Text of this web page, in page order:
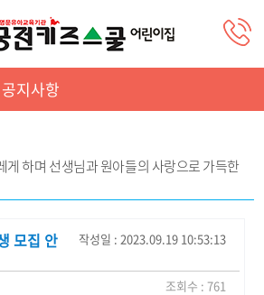
공지사항
게 하며 선생님과 원아들의 사랑으로 가득한
모집 안 작성일 : 2023.09.19 10:53:13
조회수 : 761